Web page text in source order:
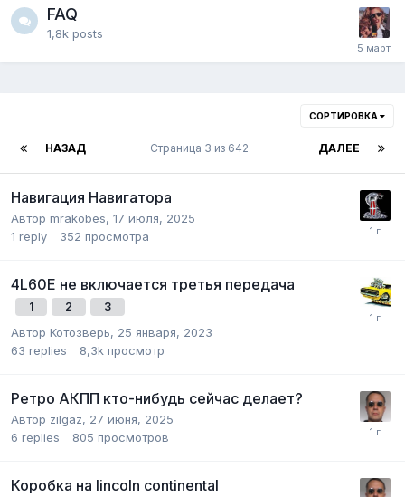
FAQ
1,8k posts
СОРТИРОВКА
НАЗАД ДАЛЕЕ
Страница 3 из 642
Навигация Навигатора
Автор mrakobes, 17 июля, 2025
1 reply 352 просмотра
4L60E не включается третья передача
1 2 3
Автор Котозверь, 25 января, 2023
63 replies 8,3k просмотр
Ретро АКПП кто-нибудь сейчас делает?
Автор zilgaz, 27 июня, 2025
6 replies 805 просмотров
Коробка на lincoln continental